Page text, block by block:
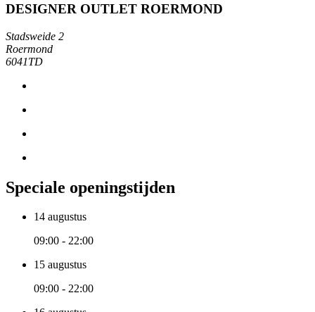
DESIGNER OUTLET ROERMOND
Stadsweide 2
Roermond
6041TD
Speciale openingstijden
14 augustus
09:00 - 22:00
15 augustus
09:00 - 22:00